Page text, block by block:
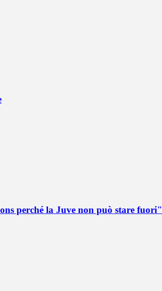
perché la Juve non può stare fuori"